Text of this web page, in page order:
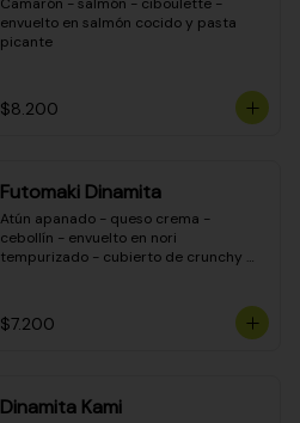
envuelto en salmón cocido y pasta
picante
$8.200
Futomaki Dinamita
Atún apanado - queso crema -
cebollín - envuelto en nori
tempurizado - cubierto de crunchy
$7.200
Dinamita Kami